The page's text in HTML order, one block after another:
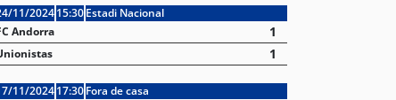
11/2024 15:30 Estadi Nacional
Andorra
1
1
11/2024 17:30 Fora de casa